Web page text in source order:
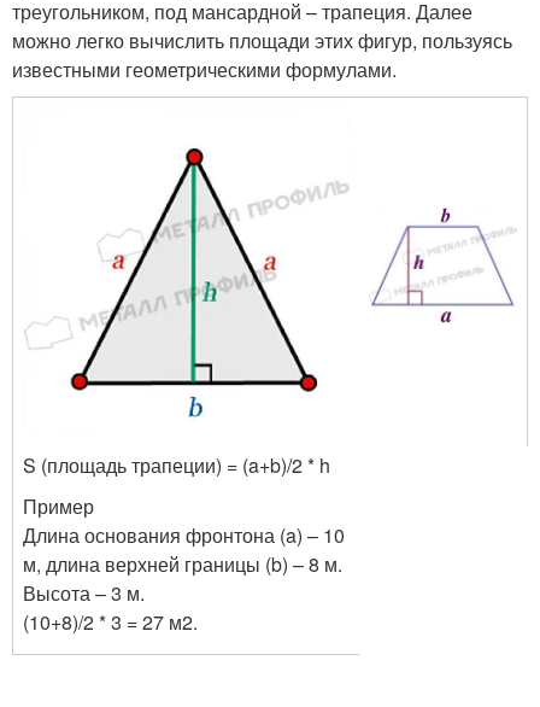
треугольником, под мансардной – трапеция. Далее
можно легко вычислить площади этих фигур, пользуясь
известными геометрическими формулами.
S (площадь трапеции) = (a+b)/2 * h
Пример
Длина основания фронтона (a) – 10
м, длина верхней границы (b) – 8 м.
Высота – 3 м.
(10+8)/2 * 3 = 27 м2.